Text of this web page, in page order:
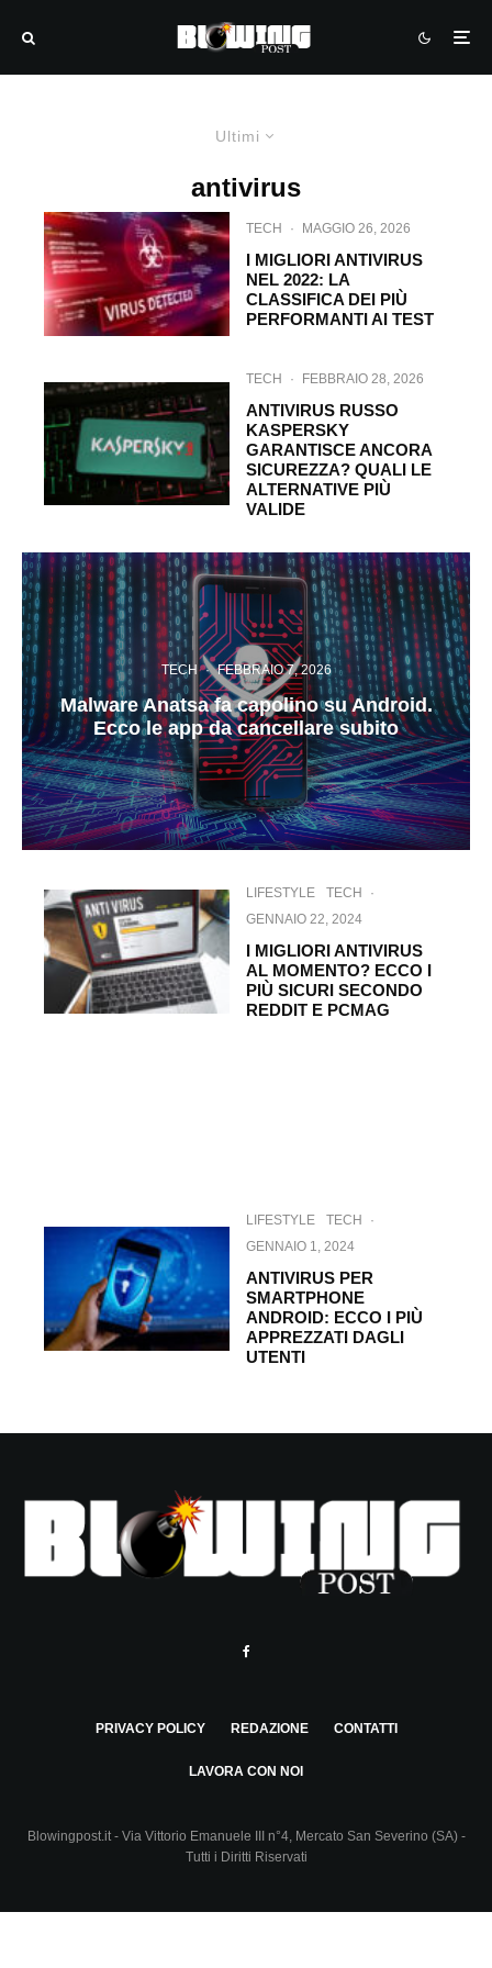
Ultimi
antivirus
TECH · MAGGIO 26, 2026
I MIGLIORI ANTIVIRUS
NEL 2022: LA
CLASSIFICA DEI PIÙ
PERFORMANTI AI TEST
TECH · FEBBRAIO 28, 2026
ANTIVIRUS RUSSO
KASPERSKY
GARANTISCE ANCORA
SICUREZZA? QUALI LE
ALTERNATIVE PIÙ
VALIDE
TECH · FEBBRAIO 7, 2026
Malware Anatsa fa capolino su Android.
Ecco le app da cancellare subito
LIFESTYLE TECH
·
GENNAIO 22, 2024
I MIGLIORI ANTIVIRUS
AL MOMENTO? ECCO I
PIÙ SICURI SECONDO
REDDIT E PCMAG
LIFESTYLE TECH
·
GENNAIO 1, 2024
ANTIVIRUS PER
SMARTPHONE
ANDROID: ECCO I PIÙ
APPREZZATI DAGLI
UTENTI
PRIVACY POLICY REDAZIONE CONTATTI
LAVORA CON NOI
Blowingpost.it - Via Vittorio Emanuele III n°4, Mercato San Severino (SA) -
Tutti i Diritti Riservati